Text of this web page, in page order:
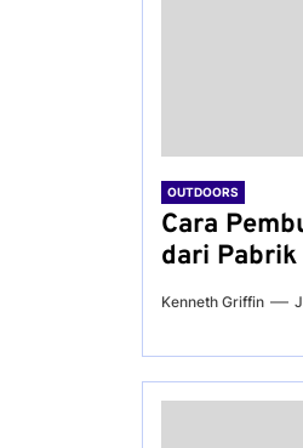
OUTDOORS
Cara
dari
Kenneth Griffin